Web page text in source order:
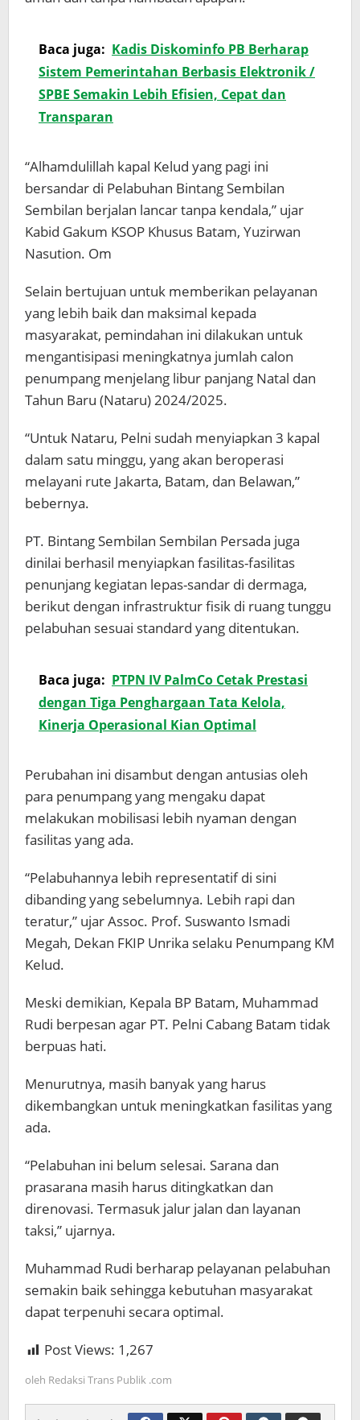
Baca juga: Kadis Diskominfo PB Berharap
Sistem Pemerintahan Berbasis Elektronik /
SPBE Semakin Lebih Efisien, Cepat dan
Transparan
“Alhamdulillah kapal Kelud yang pagi ini
bersandar di Pelabuhan Bintang Sembilan
Sembilan berjalan lancar tanpa kendala,” ujar
Kabid Gakum KSOP Khusus Batam, Yuzirwan
Nasution. Om
Selain bertujuan untuk memberikan pelayanan
yang lebih baik dan maksimal kepada
masyarakat, pemindahan ini dilakukan untuk
mengantisipasi meningkatnya jumlah calon
penumpang menjelang libur panjang Natal dan
Tahun Baru (Nataru) 2024/2025.
“Untuk Nataru, Pelni sudah menyiapkan 3 kapal
dalam satu minggu, yang akan beroperasi
melayani rute Jakarta, Batam, dan Belawan,”
bebernya.
PT. Bintang Sembilan Sembilan Persada juga
dinilai berhasil menyiapkan fasilitas-fasilitas
penunjang kegiatan lepas-sandar di dermaga,
berikut dengan infrastruktur fisik di ruang tunggu
pelabuhan sesuai standard yang ditentukan.
Baca juga: PTPN IV PalmCo Cetak Prestasi
dengan Tiga Penghargaan Tata Kelola,
Kinerja Operasional Kian Optimal
Perubahan ini disambut dengan antusias oleh
para penumpang yang mengaku dapat
melakukan mobilisasi lebih nyaman dengan
fasilitas yang ada.
“Pelabuhannya lebih representatif di sini
dibanding yang sebelumnya. Lebih rapi dan
teratur,” ujar Assoc. Prof. Suswanto Ismadi
Megah, Dekan FKIP Unrika selaku Penumpang KM
Kelud.
Meski demikian, Kepala BP Batam, Muhammad
Rudi berpesan agar PT. Pelni Cabang Batam tidak
berpuas hati.
Menurutnya, masih banyak yang harus
dikembangkan untuk meningkatkan fasilitas yang
ada.
“Pelabuhan ini belum selesai. Sarana dan
prasarana masih harus ditingkatkan dan
direnovasi. Termasuk jalur jalan dan layanan
taksi,” ujarnya.
Muhammad Rudi berharap pelayanan pelabuhan
semakin baik sehingga kebutuhan masyarakat
dapat terpenuhi secara optimal.
Post Views: 1,267
oleh Redaksi Trans Publik .com